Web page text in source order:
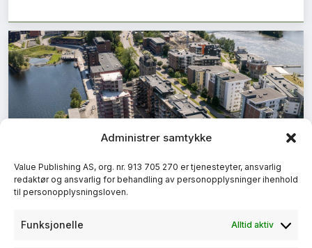
Administrer samtykke
Value Publishing AS, org. nr. 913 705 270 er tjenesteyter, ansvarlig
redaktør og ansvarlig for behandling av personopplysninger ihenhold
til personopplysningsloven.
Funksjonelle Alltid aktiv
PLUSS
BYUTVIKLING
Porsgrunn i Norges beste bygrep